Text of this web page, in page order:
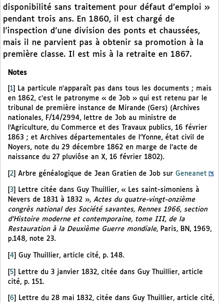
disponibilité sans traitement pour défaut d’emploi »
pendant trois ans. En 1860, il est chargé de
l’inspection d’une division des ponts et chaussées,
mais il ne parvient pas à obtenir sa promotion à la
première classe. Il est mis à la retraite en 1867.
Notes
1
La particule n’apparaît pas dans tous les documents ; mais
en 1862, c’est le patronyme « de Job » qui est retenu par le
tribunal de première instance de Mirande (Gers) (Archives
nationales, F/14/2994, lettre de Job au ministre de
l’Agriculture, du Commerce et des Travaux publics, 16 février
1863 ; et Archives départementales de l’Yonne, état civil de
Noyers, note du 29 décembre 1862 en marge de l’acte de
naissance du 27 pluviôse an X, 16 février 1802).
[2] Arbre généalogique de Jean Gratien de Job sur Geneanet
3
Lettre citée dans Guy Thuillier, « Les saint-simoniens à
Nevers de 1831 à 1832 », Actes du quatre-vingt-onzième
congrès national des Société savantes, Rennes 1966, section
d’Histoire moderne et contemporaine, tome III, de la
Restauration à la Deuxième Guerre mondiale, Paris, BN, 1969,
p.148, note 23.
4 Guy Thuillier, article cité, p. 148.
[5]
Lettre du 3 janvier 1832, citée dans Guy Thuillier, article
cité, p. 151.
6
Lettre du 28 mai 1832, citée dans Guy Thuillier, article cité,